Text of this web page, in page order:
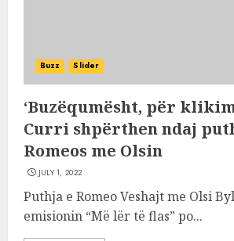
Buzz Slider
‘Buzëqumësht, për
Curri shpërthen ndaj
Romeos me Olsin
JULY 1, 2022
Puthja e Romeo Veshajt me Olsi
emisionin “Më lër të flas” po...